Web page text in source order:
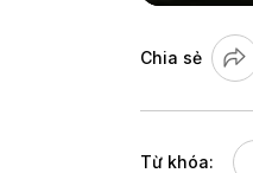
Chia sẻ
Từ khóa: